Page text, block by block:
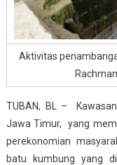
Aktivitas
TUBAN, BL –
Jawa Timur, yang
perekonomian
batu kumbung yang